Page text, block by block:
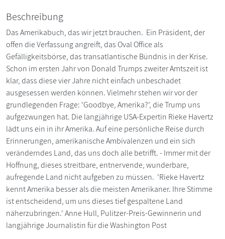
Beschreibung
Das Amerikabuch, das wir jetzt brauchen. Ein Präsident, der
offen die Verfassung angreift, das Oval Office als
Gefälligkeitsbörse, das transatlantische Bündnis in der Krise.
Schon im ersten Jahr von Donald Trumps zweiter Amtszeit ist
klar, dass diese vier Jahre nicht einfach unbeschadet
ausgesessen werden können. Vielmehr stehen wir vor der
grundlegenden Frage: 'Goodbye, Amerika?', die Trump uns
aufgezwungen hat. Die langjährige USA-Expertin Rieke Havertz
lädt uns ein in ihr Amerika. Auf eine persönliche Reise durch
Erinnerungen, amerikanische Ambivalenzen und ein sich
veränderndes Land, das uns doch alle betrifft. - Immer mit der
Hoffnung, dieses streitbare, entnervende, wunderbare,
aufregende Land nicht aufgeben zu müssen. 'Rieke Havertz
kennt Amerika besser als die meisten Amerikaner. Ihre Stimme
ist entscheidend, um uns dieses tief gespaltene Land
näherzubringen.' Anne Hull, Pulitzer-Preis-Gewinnerin und
langjährige Journalistin für die Washington Post